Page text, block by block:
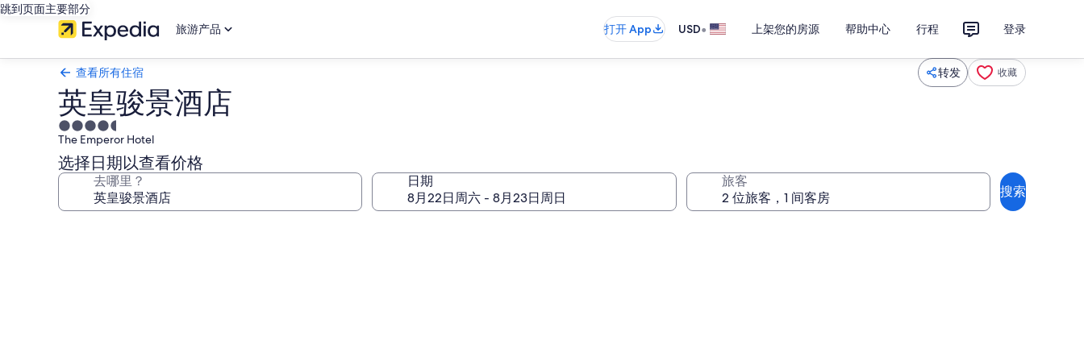
跳到页面主要部分
旅游产品
打开 App USD• 上架您的房源 帮助中心 行程 登录
查看所有住宿 转发 收藏
英皇骏景酒店
4.5
星
住
宿
The Emperor Hotel
选择日期以查看价格
去哪里？ 日期 旅客
搜索